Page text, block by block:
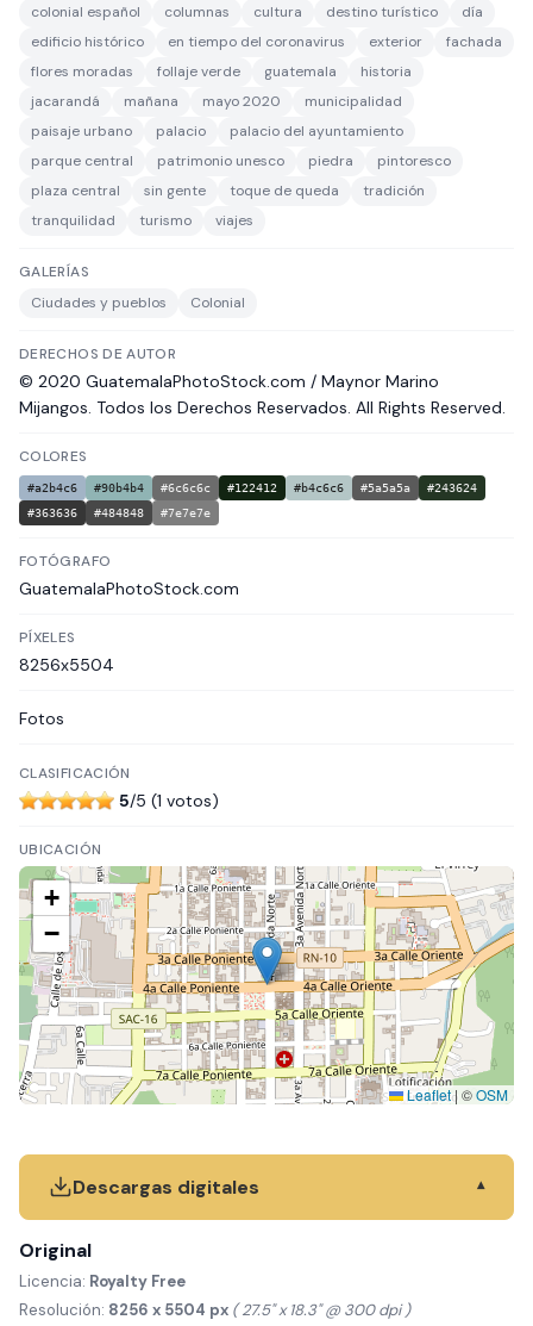
colonial español
columnas cultura destino turístico
día
edificio histórico
en tiempo del coronavirus exterior
fachada
flores moradas
follaje verde guatemala
historia
jacarandá
mañana mayo 2020
municipalidad
paisaje urbano
palacio
palacio del ayuntamiento
parque central
patrimonio unesco piedra
pintoresco
plaza central
sin gente toque de queda
tradición
tranquilidad
turismo viajes
GALERÍAS
Ciudades y pueblos
Colonial
DERECHOS DE AUTOR
© 2020 GuatemalaPhotoStock.com / Maynor Marino
Mijangos. Todos los Derechos Reservados. All Rights Reserved.
COLORES
#a2b4c6 #90b4b4 #6c6c6c #122412 #b4c6c6 #5a5a5a
#243624
#363636
#484848 #7e7e7e
FOTÓGRAFO
GuatemalaPhotoStock.com
PÍXELES
8256x5504
Fotos
CLASIFICACIÓN
5/5 (1 votos)
UBICACIÓN
+
−
Leaflet|©OSM
Descargas digitales ▾
Original
Licencia: Royalty Free
Resolución: 8256 x 5504 px ( 27.5" x 18.3" @ 300 dpi )